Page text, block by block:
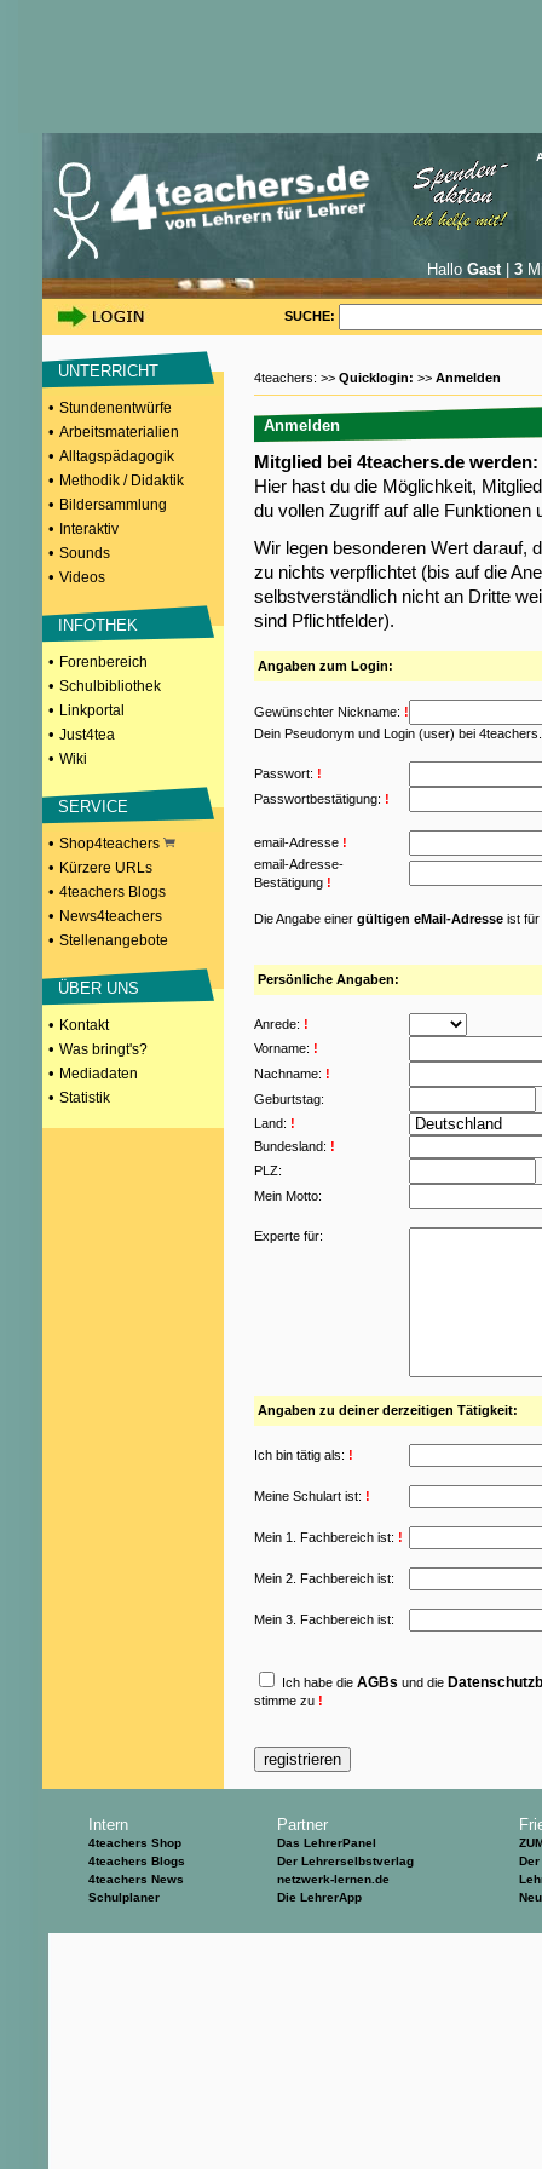
Hallo Gast| 3
SUCHE:
UNTERRICHT
• Stundenentwürfe
• Arbeitsmaterialien
• Alltagspädagogik
• Methodik / Didaktik
• Bildersammlung
• Interaktiv
• Sounds
• Videos
INFOTHEK
• Forenbereich
• Schulbibliothek
• Linkportal
• Just4tea
• Wiki
SERVICE
• Shop4teachers
• Kürzere URLs
• 4teachers Blogs
• News4teachers
• Stellenangebote
ÜBER UNS
• Kontakt
• Was bringt's?
• Mediadaten
• Statistik
4teachers: >> Quicklogin: >> Anmelden
Anmelden
Mitglied bei 4teachers.de werden:
Hier hast du die Möglichkeit,
du vollen Zugriff auf alle Funktionen
Wir legen besonderen Wert darauf,
zu nichts verpflichtet (bis auf die
selbstverständlich nicht an Dritte
sind Pflichtfelder).
Angaben zum Login:
Gewünschter Nickname: !
Dein Pseudonym und Login (user) bei
Passwort: !
Passwortbestätigung: !
email-Adresse !
email-Adresse-
Bestätigung !
Die Angabe einer gültigen eMail-Adresse ist für
Persönliche Angaben:
Anrede: !
Vorname: !
Nachname: !
Geburtstag:
Land: !
Bundesland: !
PLZ:
Mein Motto:
Experte für:
Angaben zu deiner derzeitigen Tätigkeit:
Ich bin tätig als: !
Meine Schulart ist: !
Mein 1. Fachbereich ist: !
Mein 2. Fachbereich ist:
Mein 3. Fachbereich ist:
Ich habe die AGBs und die
stimme zu !
Intern
4teachers Shop
4teachers Blogs
4teachers News
Schulplaner
Partner
Das LehrerPanel
Der Lehrerselbstverlag
netzwerk-lernen.de
Die LehrerApp